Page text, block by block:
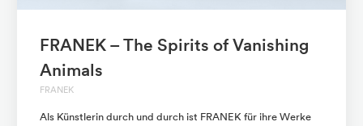
FRANEK – The Spirits of Vanishing
Animals
FRANEK
Als Künstlerin durch und durch ist FRANEK für ihre Werke